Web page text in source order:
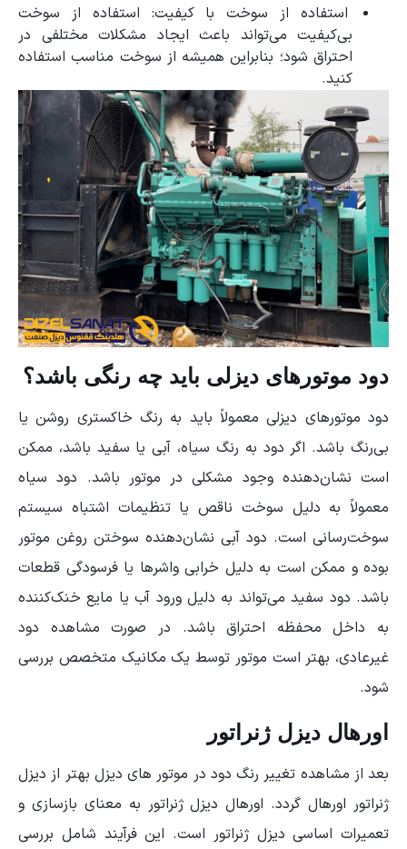
استفاده از سوخت با کیفیت: استفاده از سوخت
بی‌کیفیت می‌تواند باعث ایجاد مشکلات مختلفی در
احتراق شود؛ بنابراین همیشه از سوخت مناسب استفاده
کنید.
دود موتورهای دیزلی باید چه رنگی باشد؟
دود موتورهای دیزلی معمولاً باید به رنگ خاکستری روشن یا
بی‌رنگ باشد. اگر دود به رنگ سیاه، آبی یا سفید باشد، ممکن
است نشان‌دهنده وجود مشکلی در موتور باشد. دود سیاه
معمولاً به دلیل سوخت ناقص یا تنظیمات اشتباه سیستم
سوخت‌رسانی است. دود آبی نشان‌دهنده سوختن روغن موتور
بوده و ممکن است به دلیل خرابی واشرها یا فرسودگی قطعات
باشد. دود سفید می‌تواند به دلیل ورود آب یا مایع خنک‌کننده
به داخل محفظه احتراق باشد. در صورت مشاهده دود
غیرعادی، بهتر است موتور توسط یک مکانیک متخصص بررسی
شود.
اورهال دیزل ژنراتور
بعد از مشاهده تغییر رنگ دود در موتور های دیزل بهتر از دیزل
ژنراتور اورهال گردد. اورهال دیزل ژنراتور به معنای بازسازی و
تعمیرات اساسی دیزل ژنراتور است. این فرآیند شامل بررسی